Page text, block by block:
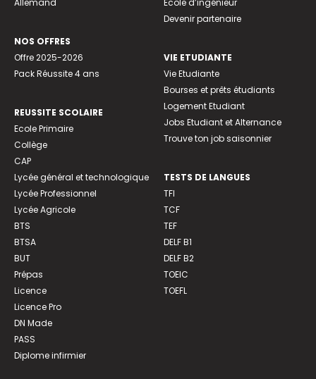
Allemand
NOS OFFRES
Offre 2025-2026
Pack Réussite 4 ans
REUSSITE SCOLAIRE
Ecole Primaire
Collège
CAP
Lycée général et technologique
Lycée Professionnel
Lycée Agricole
BTS
BTSA
BUT
Prépas
Licence
Licence Pro
DN Made
PASS
Diplome infirmier
Ecole d’ingénieur
Devenir partenaire
VIE ETUDIANTE
Vie Etudiante
Bourses et prêts étudiants
Logement Etudiant
Jobs Etudiant et Alternance
Trouve ton job saisonnier
TESTS DE LANGUES
TFI
TCF
TEF
DELF B1
DELF B2
TOEIC
TOEFL